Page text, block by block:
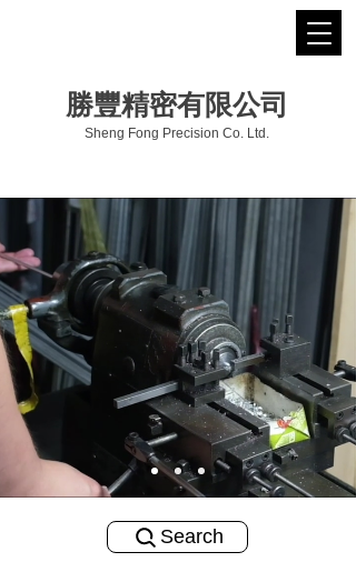
勝豐精密有限公司
Sheng Fong Precision Co. Ltd.
Search